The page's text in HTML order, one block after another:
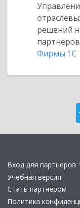
решений
Фирмы 1С
Вход для партнеров
Учебная версия
Стать партнером
Политика